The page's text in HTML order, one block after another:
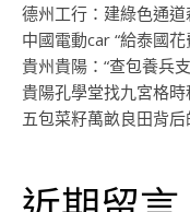
德州工行：建綠色通
中國電動car “給泰國
貴州貴陽：“查包養兵
貴陽孔學堂找九宮格
五包菜籽萬畝良田背